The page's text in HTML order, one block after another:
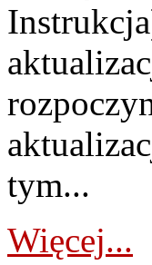
tym...
Więcej...